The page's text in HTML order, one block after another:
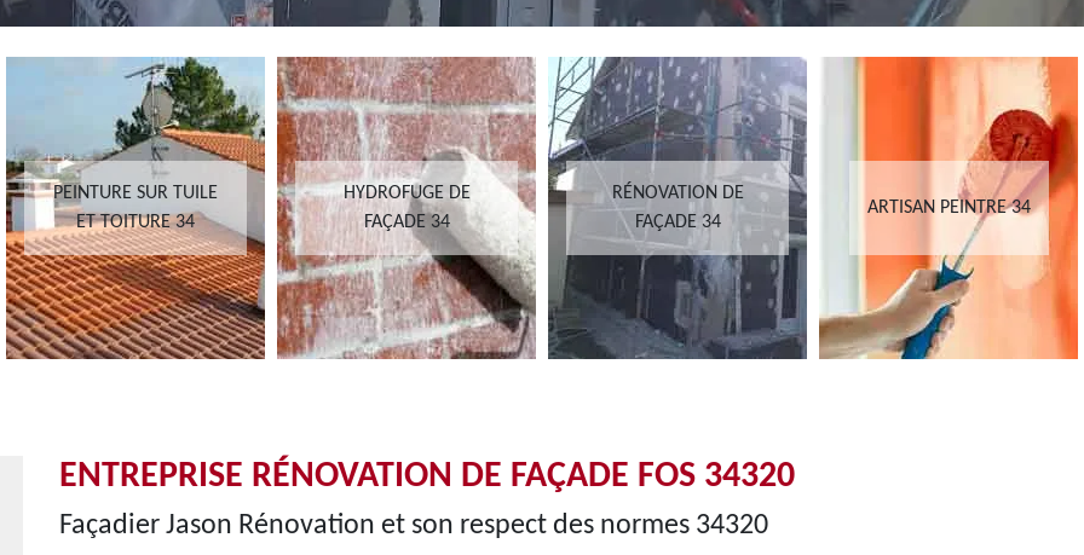
SUR TUILE
ET TOITURE 34
HYDROFUGE DE
FAÇADE 34
RÉNOVATION DE
FAÇADE 34
ARTISAN PEINTRE 34
ENTREPRISE RÉNOVATION DE FAÇADE FOS 34320
Façadier Jason Rénovation et son respect des normes 34320